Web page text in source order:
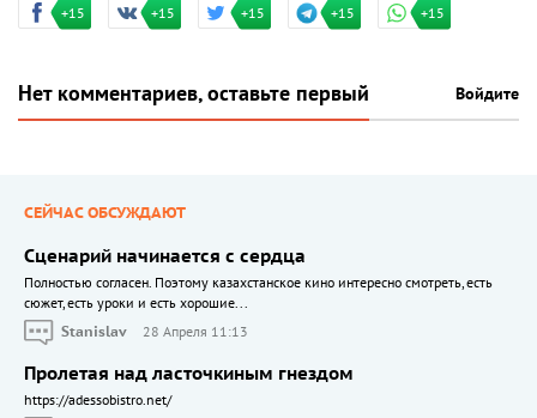
+15 +15 +15 +15 +15
Нет комментариев, оставьте первый Войдите
СЕЙЧАС ОБСУЖДАЮТ
Сценарий начинается с сердца
Полностью согласен. Поэтому казахстанское кино интересно смотреть, есть
сюжет, есть уроки и есть хорошие...
Stanislav
28 Апреля 11:13
Пролетая над ласточкиным гнездом
https://adessobistro.net/